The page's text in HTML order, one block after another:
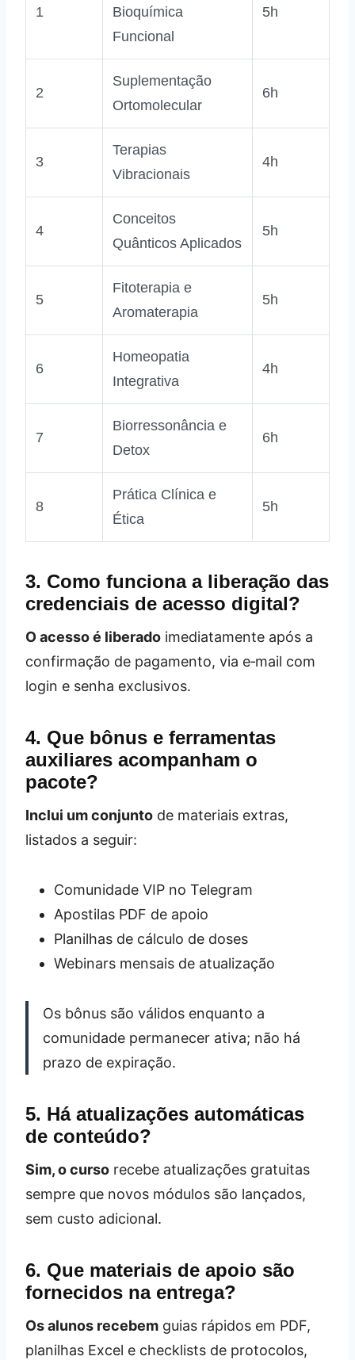
1
Bioquímica
Funcional
5h
2
Suplementação
Ortomolecular
6h
3
Terapias
Vibracionais
4h
4
Conceitos
Quânticos Aplicados
5h
5
Fitoterapia e
Aromaterapia
5h
6
Homeopatia
Integrativa
4h
7
Biorressonância e
Detox
6h
8
Prática Clínica e
Ética
5h
3. Como funciona a liberação das
credenciais de acesso digital?
O acesso é liberado imediatamente após a
confirmação de pagamento, via e‑mail com
login e senha exclusivos.
4. Que bônus e ferramentas
auxiliares acompanham o
pacote?
Inclui um conjunto de materiais extras,
listados a seguir:
Comunidade VIP no Telegram
Apostilas PDF de apoio
Planilhas de cálculo de doses
Webinars mensais de atualização
Os bônus são válidos enquanto a
comunidade permanecer ativa; não há
prazo de expiração.
5. Há atualizações automáticas
de conteúdo?
Sim, o curso recebe atualizações gratuitas
sempre que novos módulos são lançados,
sem custo adicional.
6. Que materiais de apoio são
fornecidos na entrega?
Os alunos recebem guias rápidos em PDF,
planilhas Excel e checklists de protocolos,